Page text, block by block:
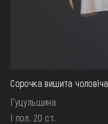
Сорочка вишита чоловіча
Гуцульщина
І пол. 20 ст.